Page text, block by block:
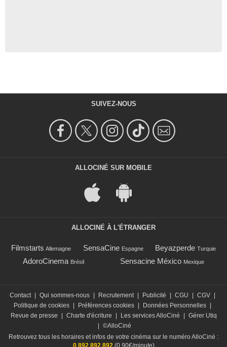
SUIVEZ-NOUS
ALLOCINÉ SUR MOBILE
ALLOCINÉ À L'ÉTRANGER
Filmstarts Allemagne SensaCine Espagne Beyazperde Turquie
AdoroCinema Brésil Sensacine México Mexique
Contact Qui sommes-nous Recrutement Publicité CGU CGV
Politique de cookies
Préférences cookies Données Personnelles
Revue de presse
Charte d'écriture Les services AlloCiné
Gérer Utiq
©AlloCiné
Retrouvez tous les horaires et infos de votre cinéma sur le numéro AlloCiné :